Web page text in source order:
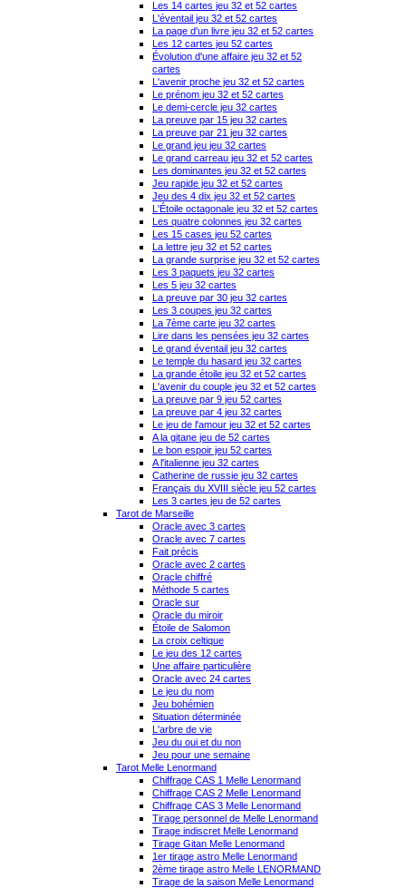
Les 14 cartes jeu 32 et 52 cartes
L'éventail jeu 32 et 52 cartes
La page d'un livre jeu 32 et 52 cartes
Les 12 cartes jeu 52 cartes
Évolution d'une affaire jeu 32 et 52
cartes
L'avenir proche jeu 32 et 52 cartes
Le prénom jeu 32 et 52 cartes
Le demi-cercle jeu 32 cartes
La preuve par 15 jeu 32 cartes
La preuve par 21 jeu 32 cartes
Le grand jeu jeu 32 cartes
Le grand carreau jeu 32 et 52 cartes
Les dominantes jeu 32 et 52 cartes
Jeu rapide jeu 32 et 52 cartes
Jeu des 4 dix jeu 32 et 52 cartes
L'Étoile octagonale jeu 32 et 52 cartes
Les quatre colonnes jeu 32 cartes
Les 15 cases jeu 52 cartes
La lettre jeu 32 et 52 cartes
La grande surprise jeu 32 et 52 cartes
Les 3 paquets jeu 32 cartes
Les 5 jeu 32 cartes
La preuve par 30 jeu 32 cartes
Les 3 coupes jeu 32 cartes
La 7ème carte jeu 32 cartes
Lire dans les pensées jeu 32 cartes
Le grand éventail jeu 32 cartes
Le temple du hasard jeu 32 cartes
La grande étoile jeu 32 et 52 cartes
L'avenir du couple jeu 32 et 52 cartes
La preuve par 9 jeu 52 cartes
La preuve par 4 jeu 32 cartes
Le jeu de l'amour jeu 32 et 52 cartes
A la gitane jeu de 52 cartes
Le bon espoir jeu 52 cartes
A l'italienne jeu 32 cartes
Catherine de russie jeu 32 cartes
Français du XVIII siècle jeu 52 cartes
Les 3 cartes jeu de 52 cartes
Tarot de Marseille
Oracle avec 3 cartes
Oracle avec 7 cartes
Fait précis
Oracle avec 2 cartes
Oracle chiffré
Méthode 5 cartes
Oracle sur
Oracle du miroir
Étoile de Salomon
La croix celtique
Le jeu des 12 cartes
Une affaire particulière
Oracle avec 24 cartes
Le jeu du nom
Jeu bohémien
Situation déterminée
L'arbre de vie
Jeu du oui et du non
Jeu pour une semaine
Tarot Melle Lenormand
Chiffrage CAS 1 Melle Lenormand
Chiffrage CAS 2 Melle Lenormand
Chiffrage CAS 3 Melle Lenormand
Tirage personnel de Melle Lenormand
Tirage indiscret Melle Lenormand
Tirage Gitan Melle Lenormand
1er tirage astro Melle Lenormand
2ème tirage astro Melle LENORMAND
Tirage de la saison Melle Lenormand